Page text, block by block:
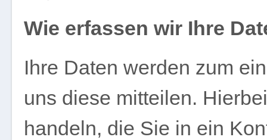
Wie erfassen wir Ihre
Ihre Daten werden zum
uns diese mitteilen.
handeln, die Sie in ein